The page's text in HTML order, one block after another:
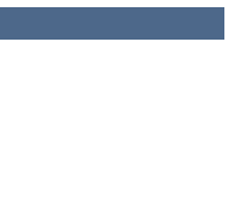
Προσθήκη στη wishlist